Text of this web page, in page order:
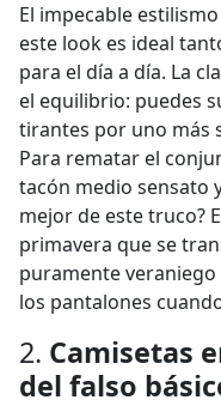
El impecable
este look es ideal
para el día a día. La
el equilibrio: puedes
tirantes por uno más
Para rematar el
tacón medio sensato
mejor de este truco?
primavera que se
puramente
los pantalones
2. Camisetas
del falso